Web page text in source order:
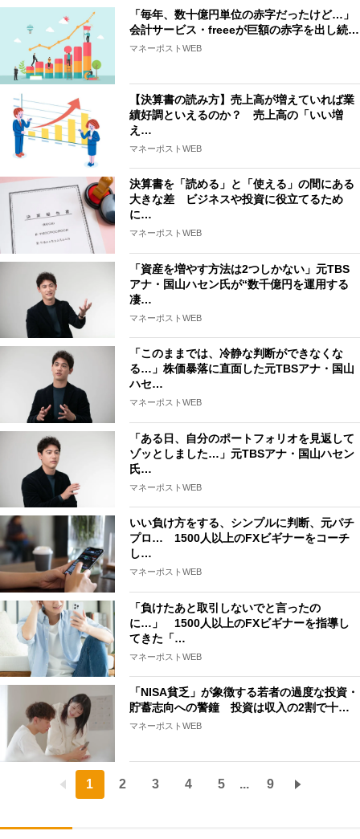
「毎年、数十億円単位の赤字だったけど…」
会計サービス・freeeが巨額の赤字を出し続…
マネーポストWEB
【決算書の読み方】売上高が増えていれば業
績好調といえるのか？ 売上高の「いい増
え…
マネーポストWEB
決算書を「読める」と「使える」の間にある
大きな差 ビジネスや投資に役立てるため
に…
マネーポストWEB
「資産を増やす方法は2つしかない」元TBS
アナ・国山ハセン氏が“数千億円を運用する
凄…
マネーポストWEB
「このままでは、冷静な判断ができなくな
る…」株価暴落に直面した元TBSアナ・国山
ハセ…
マネーポストWEB
「ある日、自分のポートフォリオを見返して
ゾッとしました…」元TBSアナ・国山ハセン
氏…
マネーポストWEB
いい負け方をする、シンプルに判断、元パチ
プロ… 1500人以上のFXビギナーをコーチ
し…
マネーポストWEB
「負けたあと取引しないでと言ったの
に…」 1500人以上のFXビギナーを指導し
てきた「…
マネーポストWEB
「NISA貧乏」が象徴する若者の過度な投資・
貯蓄志向への警鐘 投資は収入の2割で十…
マネーポストWEB
1 2 3 4 5 ... 9